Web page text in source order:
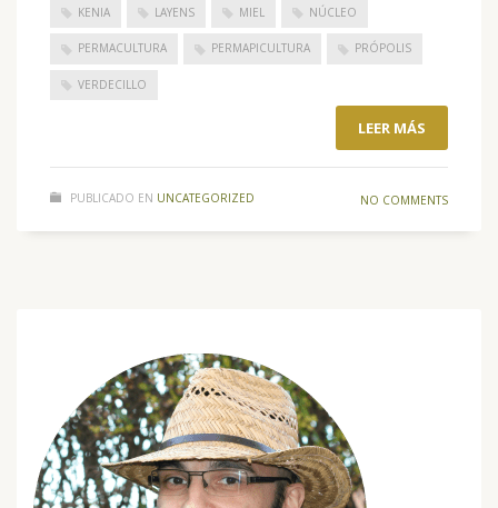
KENIA LAYENS MIEL NÚCLEO
PERMACULTURA PERMAPICULTURA PRÓPOLIS
VERDECILLO
LEER MÁS
PUBLICADO EN UNCATEGORIZED NO COMMENTS